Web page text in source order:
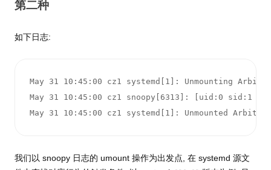
第二种
如下日志:
May 31 10:45:00 cz1 systemd[1]: Unmounting
May 31 10:45:00 cz1 snoopy[6313]: [uid:0 sid:1
May 31 10:45:00 cz1 systemd[1]: Unmounted
我们以 snoopy 日志的 umount 操作为出发点, 在 systemd 源文